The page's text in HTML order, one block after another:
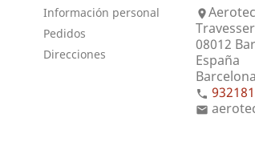
Información personal
Pedidos
Direcciones

08012
España
Barcelona

